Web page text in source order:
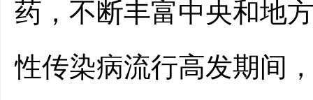
药，不断丰富中央和地
性传染病流行高发期间